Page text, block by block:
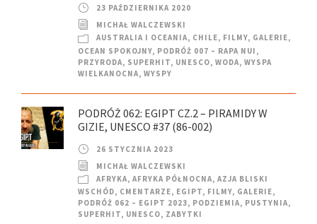
23 PAŹDZIERNIKA 2020
MICHAŁ WALCZEWSKI
AUSTRALIA I OCEANIA, CHILE, FILMY, GALERIE,
OCEAN SPOKOJNY, PODRÓŻ 007 – RAPA NUI ,
PRZYRODA, SUPERHIT, UNESCO, WODA, WYSPA
WIELKANOCNA, WYSPY
PODRÓŻ 062: EGIPT CZ.2 – PIRAMIDY W
GIZIE, UNESCO #37 (86-002)
26 STYCZNIA 2023
MICHAŁ WALCZEWSKI
AFRYKA, AFRYKA PÓŁNOCNA, AZJA BLISKI
WSCHÓD, CMENTARZE, EGIPT, FILMY, GALERIE,
PODRÓŻ 062 – EGIPT 2023, PODZIEMIA, PUSTYNIA,
SUPERHIT, UNESCO, ZABYTKI